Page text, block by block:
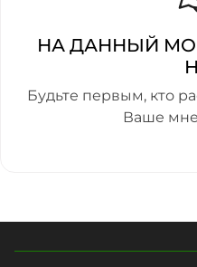
НА ДАННЫЙ
Будьте первым, кто
Ваше